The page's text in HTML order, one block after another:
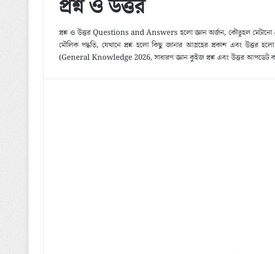
প্রশ্ন ও উত্তর
প্রশ্ন ও উত্তর Questions and Answers হলো জ্ঞান অর্জন, কৌতূহল মেটানো
মৌলিক পদ্ধতি, যেখানে প্রশ্ন হলো কিছু জানার আগ্রহের প্রকাশ এবং উত্তর হলো
(General Knowledge 2026, সাধারণ জ্ঞান কুইজ প্রশ্ন এবং উত্তর আপডেট